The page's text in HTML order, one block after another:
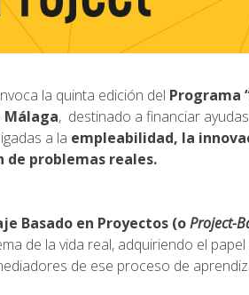
la quinta edición del Programa
Málaga, destinado a financiar
a la empleabilidad, la
de problemas reales.
Basado en Proyectos (oProject-
de la vida real, adquiriendo el
de ese proceso de